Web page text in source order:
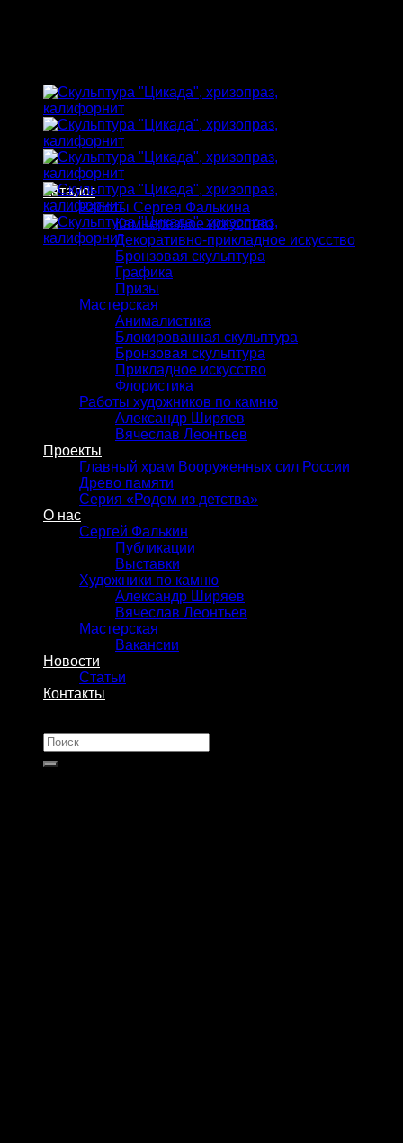
Каталог
Работы Сергея Фалькина
Камнерезное искусство
Декоративно-прикладное искусство
Бронзовая скульптура
Графика
Призы
Мастерская
Анималистика
Блокированная скульптура
Бронзовая скульптура
Прикладное искусство
Флористика
Работы художников по камню
Александр Ширяев
Вячеслав Леонтьев
Проекты
Главный храм Вооруженных сил России
Древо памяти
Серия «Родом из детства»
О нас
Сергей Фалькин
Публикации
Выставки
Художники по камню
Александр Ширяев
Вячеслав Леонтьев
Мастерская
Вакансии
Новости
Статьи
Контакты
Искать: